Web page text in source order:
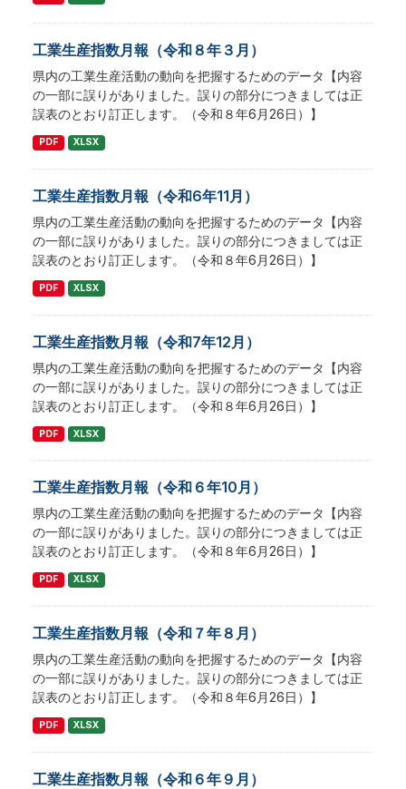
工業生産指数月報（令和８年３月）
県内の工業生産活動の動向を把握するためのデータ【内容
の一部に誤りがありました。誤りの部分につきましては正
誤表のとおり訂正します。（令和８年6月26日）】
PDF XLSX
工業生産指数月報（令和6年11月）
県内の工業生産活動の動向を把握するためのデータ【内容
の一部に誤りがありました。誤りの部分につきましては正
誤表のとおり訂正します。（令和８年6月26日）】
PDF XLSX
工業生産指数月報（令和7年12月）
県内の工業生産活動の動向を把握するためのデータ【内容
の一部に誤りがありました。誤りの部分につきましては正
誤表のとおり訂正します。（令和８年6月26日）】
PDF XLSX
工業生産指数月報（令和６年10月）
県内の工業生産活動の動向を把握するためのデータ【内容
の一部に誤りがありました。誤りの部分につきましては正
誤表のとおり訂正します。（令和８年6月26日）】
PDF XLSX
工業生産指数月報（令和７年８月）
県内の工業生産活動の動向を把握するためのデータ【内容
の一部に誤りがありました。誤りの部分につきましては正
誤表のとおり訂正します。（令和８年6月26日）】
PDF XLSX
工業生産指数月報（令和６年９月）